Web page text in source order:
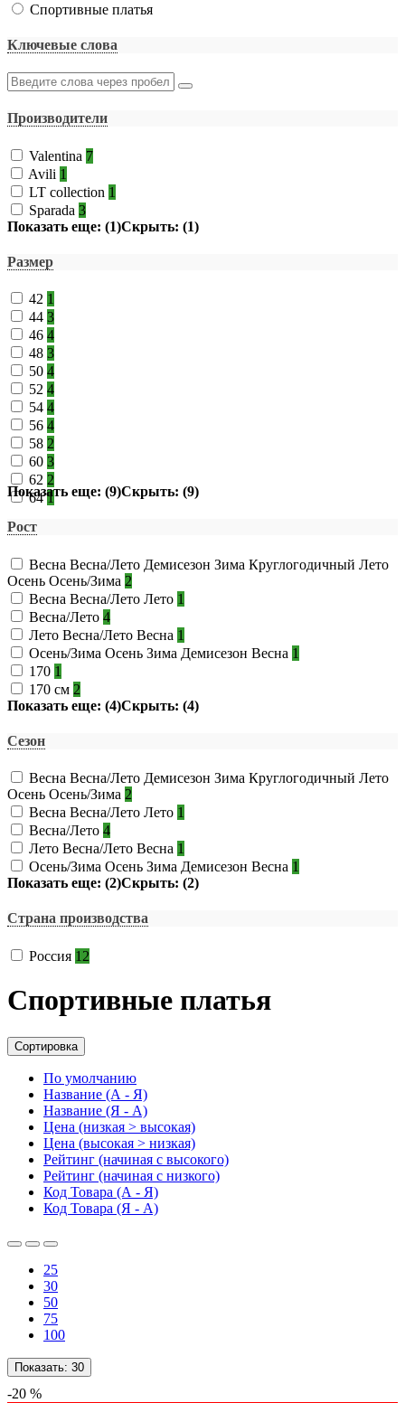
Спортивные платья
Ключевые слова
Производители
Valentina 7
Avili 1
LT collection 1
Sparada 3
Показать еще: (1)Скрыть: (1)
Размер
42 1
44 3
46 4
48 3
50 4
52 4
54 4
56 4
58 2
60 3
62 2
641
Показать еще: (9)Скрыть: (9)
Рост
Весна Весна/Лето Демисезон Зима Круглогодичный Лето
Осень Осень/Зима 2
Весна Весна/Лето Лето 1
Весна/Лето 4
Лето Весна/Лето Весна 1
Осень/Зима Осень Зима Демисезон Весна 1
170 1
170 см 2
Показать еще: (4)Скрыть: (4)
Сезон
Весна Весна/Лето Демисезон Зима Круглогодичный Лето
Осень Осень/Зима 2
Весна Весна/Лето Лето 1
Весна/Лето 4
Лето Весна/Лето Весна 1
Осень/Зима Осень Зима Демисезон Весна 1
Показать еще: (2)Скрыть: (2)
Страна производства
Россия 12
Спортивные платья
Сортировка
По умолчанию
Название (А - Я)
Название (Я - А)
Цена (низкая > высокая)
Цена (высокая > низкая)
Рейтинг (начиная с высокого)
Рейтинг (начиная с низкого)
Код Товара (А - Я)
Код Товара (Я - А)
25
30
50
75
100
Показать: 30
-20 %